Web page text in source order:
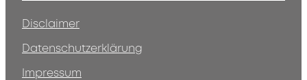
Disclaimer
Datenschutzerklärung
Impressum